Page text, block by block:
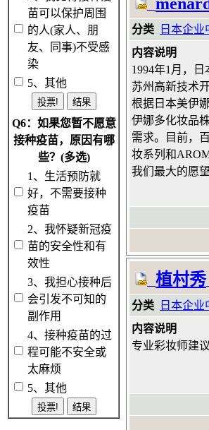
苗可以保护周围
的人(家人、朋
友、同事)不受感
染
5、其他
Q6：如果您暂不愿意
接种疫苗，原因有哪
些？(多选)
1、生活预防就
好，不需要接种
疫苗
2、我怀疑新冠疫
苗的安全性和有
效性
3、我担心接种后
会引发不可知的
副作用
4、接种疫苗的过
程可能不安全或
太麻烦
5、其他
分类
日本企业
内容说明
1994年1月，
苏州高新技术
根据日本美伊
伊娜多化妆品
需求。目前，
妆系列和
我们最大的愿
植村秀
分类
日本企业
内容说明
专业彩妆师建